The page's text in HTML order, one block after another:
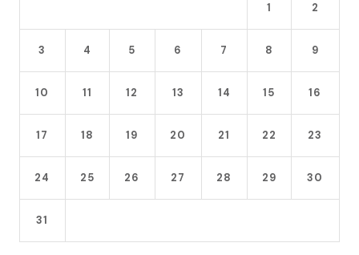
1 2
3 4 5 6 7 8 9
10 11 12 13 14 15 16
17 18 19 20 21 22 23
24 25 26 27 28 29 30
31